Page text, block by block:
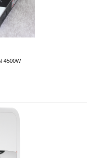
4500W